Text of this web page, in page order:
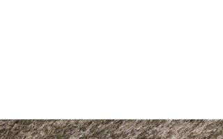
して後悔しない選び方